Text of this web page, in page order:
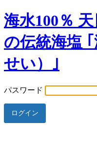
海水100％
の伝統海塩
せい）｣
パスワード